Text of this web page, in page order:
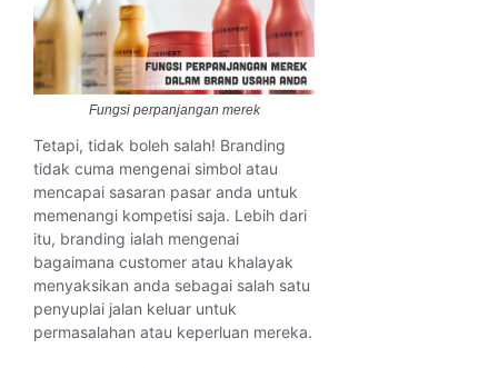
Fungsi perpanjangan merek
Tetapi, tidak boleh salah! Branding
tidak cuma mengenai simbol atau
mencapai sasaran pasar anda untuk
memenangi kompetisi saja. Lebih dari
itu, branding ialah mengenai
bagaimana customer atau khalayak
menyaksikan anda sebagai salah satu
penyuplai jalan keluar untuk
permasalahan atau keperluan mereka.